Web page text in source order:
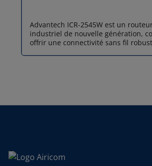
Advantech ICR-2545W est un
industriel de nouvelle génération,
offrir une connectivité sans fil
802.11 ac/a/b/g/n, ICR-2545W se
font un routeur 4G industriel idéal